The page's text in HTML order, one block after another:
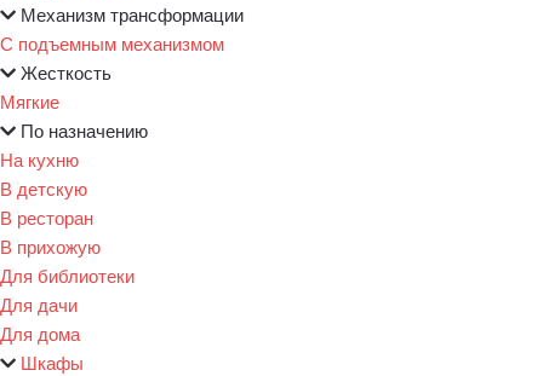
Механизм трансформации
С подъемным механизмом
Жесткость
Мягкие
По назначению
На кухню
В детскую
В ресторан
В прихожую
Для библиотеки
Для дачи
Для дома
Шкафы